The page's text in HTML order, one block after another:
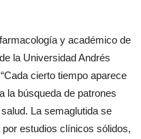
y académico de
la Universidad Andrés
cierto tiempo aparece
la búsqueda de patrones
La semaglutida se
estudios clínicos sólidos,